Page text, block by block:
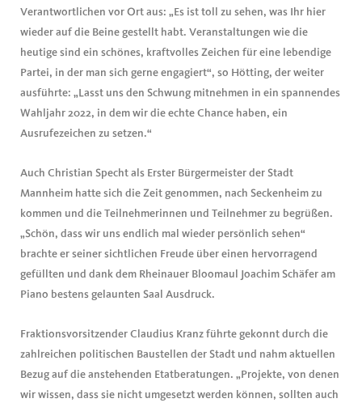
Verantwortlichen vor Ort aus: „Es ist toll zu sehen, was Ihr hier
wieder auf die Beine gestellt habt. Veranstaltungen wie die
heutige sind ein schönes, kraftvolles Zeichen für eine lebendige
Partei, in der man sich gerne engagiert“, so Hötting, der weiter
ausführte: „Lasst uns den Schwung mitnehmen in ein spannendes
Wahljahr 2022, in dem wir die echte Chance haben, ein
Ausrufezeichen zu setzen.“
Auch Christian Specht als Erster Bürgermeister der Stadt
Mannheim hatte sich die Zeit genommen, nach Seckenheim zu
kommen und die Teilnehmerinnen und Teilnehmer zu begrüßen.
„Schön, dass wir uns endlich mal wieder persönlich sehen“
brachte er seiner sichtlichen Freude über einen hervorragend
gefüllten und dank dem Rheinauer Bloomaul Joachim Schäfer am
Piano bestens gelaunten Saal Ausdruck.
Fraktionsvorsitzender Claudius Kranz führte gekonnt durch die
zahlreichen politischen Baustellen der Stadt und nahm aktuellen
Bezug auf die anstehenden Etatberatungen. „Projekte, von denen
wir wissen, dass sie nicht umgesetzt werden können, sollten auch